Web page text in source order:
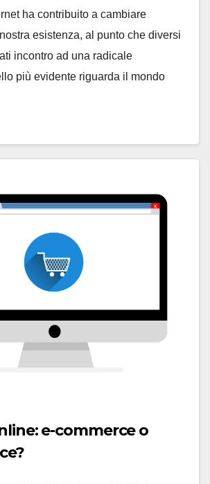
ha contribuito a cambiare
esistenza, al punto che diversi
incontro ad una radicale
più evidente riguarda il mondo
e-commerce o